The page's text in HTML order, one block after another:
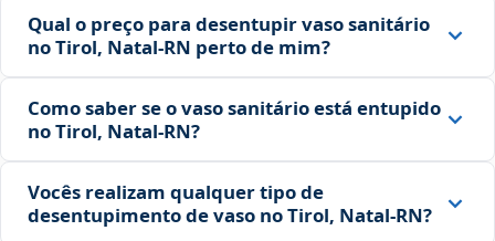
Qual o preço para desentupir vaso sanitário
no Tirol, Natal‑RN perto de mim?
Como saber se o vaso sanitário está entupido
no Tirol, Natal‑RN?
Vocês realizam qualquer tipo de
desentupimento de vaso no Tirol, Natal‑RN?